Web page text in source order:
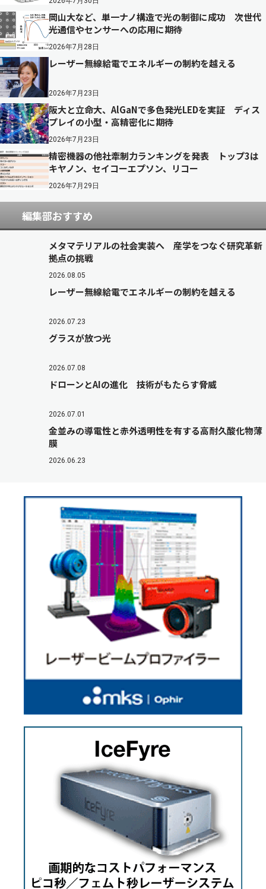
岡山大など、単一ナノ構造で光の制御に成功 次世代
光通信やセンサーへの応用に期待
2026年7月28日
レーザー無線給電でエネルギーの制約を越える
2026年7月23日
阪大と立命大、AlGaNで多色発光LEDを実証 ディス
プレイの小型・高精密化に期待
2026年7月23日
精密機器の他社牽制力ランキングを発表 トップ3は
キヤノン、セイコーエプソン、リコー
2026年7月29日
編集部おすすめ
メタマテリアルの社会実装へ 産学をつなぐ研究革新
拠点の挑戦
2026.08.05
レーザー無線給電でエネルギーの制約を越える
2026.07.23
グラスが放つ光
2026.07.08
ドローンとAIの進化 技術がもたらす脅威
2026.07.01
金並みの導電性と赤外透明性を有する高耐久酸化物薄
膜
2026.06.23